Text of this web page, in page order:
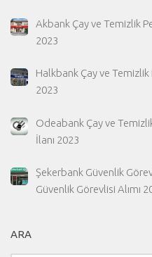
Akbank Çay ve Temizlik
2023
Halkbank Çay ve Temizlik
2023
Odeabank Çay ve
İlanı 2023
Şekerbank Güvenlik
Güvenlik Görevlisi Alımı
ARA